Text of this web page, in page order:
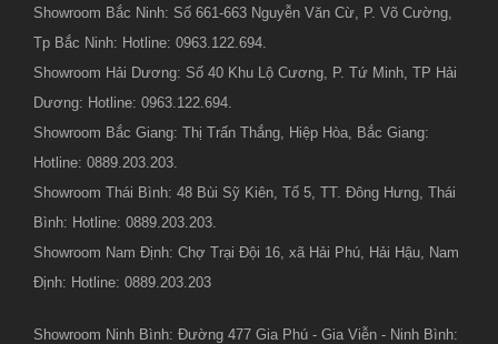
Showroom Bắc Ninh: Số 661-663 Nguyễn Văn Cừ, P. Võ Cường,
Tp Bắc Ninh: Hotline: 0963.122.694.
Showroom Hải Dương: Số 40 Khu Lộ Cương, P. Tứ Minh, TP Hải
Dương: Hotline: 0963.122.694.
Showroom Bắc Giang: Thị Trấn Thắng, Hiệp Hòa, Bắc Giang:
Hotline: 0889.203.203.
Showroom Thái Bình: 48 Bùi Sỹ Kiên, Tổ 5, TT. Đông Hưng, Thái
Bình: Hotline: 0889.203.203.
Showroom Nam Định: Chợ Trại Đội 16, xã Hải Phú, Hải Hậu, Nam
Định: Hotline: 0889.203.203
Showroom Ninh Bình: Đường 477 Gia Phú - Gia Viễn - Ninh Bình: